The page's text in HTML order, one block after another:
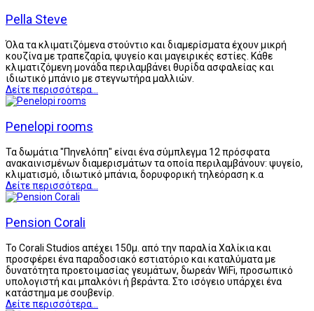
Pella Steve
Όλα τα κλιματιζόμενα στούντιο και διαμερίσματα έχουν μικρή
κουζίνα με τραπεζαρία, ψυγείο και μαγειρικές εστίες. Κάθε
κλιματιζόμενη μονάδα περιλαμβάνει θυρίδα ασφαλείας και
ιδιωτικό μπάνιο με στεγνωτήρα μαλλιών.
Δείτε περισσότερα...
Penelopi rooms
Τα δωμάτια "Πηνελόπη" είναι ένα σύμπλεγμα 12 πρόσφατα
ανακαινισμένων διαμερισμάτων τα οποία περιλαμβάνουν: ψυγείο,
κλιματισμό, ιδιωτικό μπάνια, δορυφορική τηλεόραση κ.α
Δείτε περισσότερα...
Pension Corali
Το Corali Studios απέχει 150μ. από την παραλία Χαλίκια και
προσφέρει ένα παραδοσιακό εστιατόριο και καταλύματα με
δυνατότητα προετοιμασίας γευμάτων, δωρεάν WiFi, προσωπικό
υπολογιστή και μπαλκόνι ή βεράντα. Στο ισόγειο υπάρχει ένα
κατάστημα με σουβενίρ.
Δείτε περισσότερα...